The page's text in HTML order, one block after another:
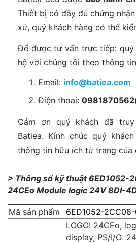
Thiết bị có đầy đủ chứng
xứ, quý khách hàng có thể
Để được tư vấn trực tiếp: quý
hệ với chúng tôi theo thông
Email: info@batiea.com
Điện thoai:
Cảm ơn quý khách đã
Batiea. Kính chúc quý
thông tin hữu ích từ trang của
> Thông số kỹ thuật 6ED1052-
24CEo Module logic 24V 8DI-
Mã sản phẩm 6ED1052-2CC08-
LOGO! 24CEo,
display, PS/I/O: